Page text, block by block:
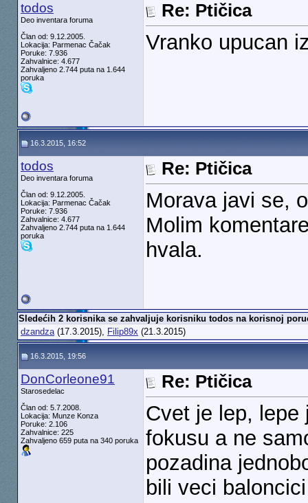
todos
Deo inventara foruma
Član od: 9.12.2005.
Lokacija: Parmenac Čačak
Poruke: 7.936
Zahvalnice: 4.677
Zahvaljeno 2.744 puta na 1.644
poruka
Re: Ptičica
Vranko upucan
16.3.2015, 16:52
todos
Deo inventara foruma
Član od: 9.12.2005.
Lokacija: Parmenac Čačak
Poruke: 7.936
Zahvalnice: 4.677
Zahvaljeno 2.744 puta na 1.644
poruka
Re: Ptičica
Morava javi se,
Molim
hvala.
Sledećih 2 korisnika se zahvaljuje korisniku todos na korisnoj
dzandza(17.3.2015), Filip89x (21.3.2015)
16.3.2015, 19:56
DonCorleone91
Starosedelac
Član od: 5.7.2008.
Lokacija: Munze Konza
Poruke: 2.106
Zahvalnice: 225
Zahvaljeno 659 puta na 340 poruka
Re: Ptičica
Cvet je lep, lepe
fokusu a ne
pozadina
bili veci